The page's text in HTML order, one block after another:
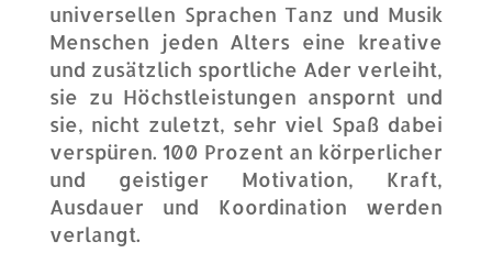
universellen Sprachen Tanz und Musik
Menschen jeden Alters eine kreative
und zusätzlich sportliche Ader verleiht,
sie zu Höchstleistungen anspornt und
sie, nicht zuletzt, sehr viel Spaß dabei
verspüren. 100 Prozent an körperlicher
und geistiger Motivation, Kraft,
Ausdauer und Koordination werden
verlangt.